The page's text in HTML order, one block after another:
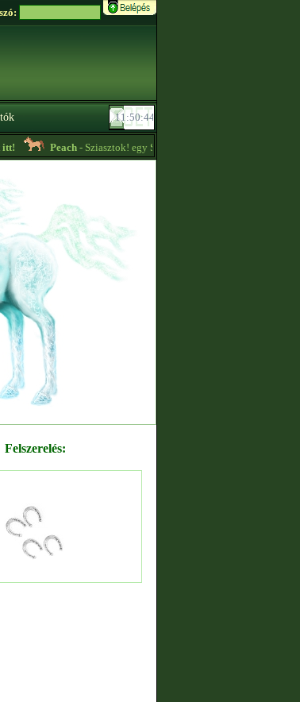
Peach- Sziasztok! egy Sleipnir és egy Hrímfaxi import 1
Felszerelés: